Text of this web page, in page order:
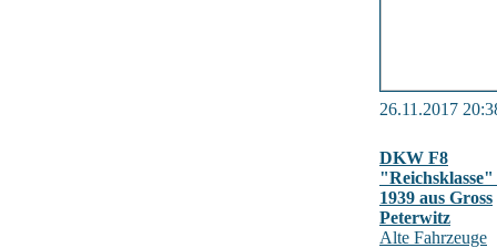
26.11.2017
DKW F8
"Reichsklasse"
1939 aus Gross
Peterwitz
Alte Fahrzeuge